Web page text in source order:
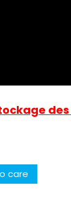
care